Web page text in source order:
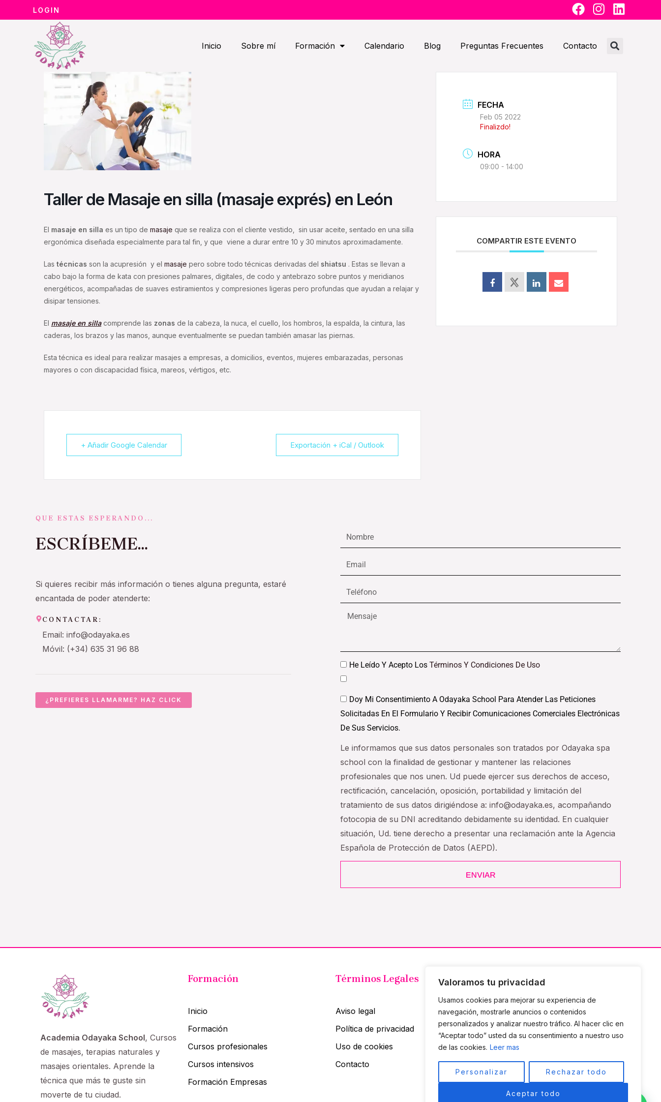
Valoramos tu privacidad
Usamos cookies para mejorar su experiencia de
navegación, mostrarle anuncios o contenidos
personalizados y analizar nuestro tráfico. Al hacer clic en
“Aceptar todo” usted da su consentimiento a nuestro uso
de las cookies. Leer mas
Personalizar Rechazar todo
Aceptar todo
al
LOGIN
F
a
e
o
I
n
g
L
i
Inicio Sobre mí Formación Calendario Blog Preguntas Frecuentes Contacto
Taller de Masaje en silla (masaje exprés) en León
El masaje en silla es un tipo de masaje que se realiza con el cliente vestido, sin usar aceite, sentado en una silla
ergonómica diseñada especialmente para tal fin, y que viene a durar entre 10 y 30 minutos aproximadamente.
Las técnicas son la acupresión y el masaje pero sobre todo técnicas derivadas del shiatsu . Estas se llevan a
cabo bajo la forma de kata con presiones palmares, digitales, de codo y antebrazo sobre puntos y meridianos
energéticos, acompañadas de suaves estiramientos y compresiones ligeras pero profundas que ayudan a relajar y
disipar tensiones.
El masaje en sillacomprende las zonas de la cabeza, la nuca, el cuello, los hombros, la espalda, la cintura, las
caderas, los brazos y las manos, aunque eventualmente se puedan también amasar las piernas.
Esta técnica es ideal para realizar masajes a empresas, a domicilios, eventos, mujeres embarazadas, personas
mayores o con discapacidad física, mareos, vértigos, etc.
+ Añadir Google Calendar Exportación + iCal / Outlook
FECHA
Feb 05 2022
Finalizdo!
HORA
09:00 - 14:00
COMPARTIR ESTE EVENTO
QUE ESTAS ESPERANDO...
ESCRÍBEME...
Si quieres recibir más información o tienes alguna pregunta, estaré
encantada de poder atenderte:
CONTACTAR:
Email: info@odayaka.es
Móvil: (+34) 635 31 96 88
¿PREFIERES LLAMARME? HAZ CLICK
Nombre
Email
Teléfono
Mensaje
Datos
He Leído Y Acepto Los Términos Y Condiciones De Uso
Datos
Doy Mi Consentimiento A Odayaka School Para Atender Las Peticiones
Solicitadas En El Formulario Y Recibir Comunicaciones Comerciales Electrónicas
De Sus Servicios.
Le informamos que sus datos personales son tratados por Odayaka spa
school con la finalidad de gestionar y mantener las relaciones
profesionales que nos unen. Ud puede ejercer sus derechos de acceso,
rectificación, cancelación, oposición, portabilidad y limitación del
tratamiento de sus datos dirigiéndose a: info@odayaka.es, acompañando
fotocopia de su DNI acreditando debidamente su identidad. En cualquier
situación, Ud. tiene derecho a presentar una reclamación ante la Agencia
Española de Protección de Datos (AEPD).
ENVIAR
Academia Odayaka School, Cursos
de masajes, terapias naturales y
masajes orientales. Aprende la
técnica que más te guste sin
moverte de tu ciudad.
Formación
Inicio
Formación
Cursos profesionales
Cursos intensivos
Formación Empresas
Términos Legales
Aviso legal
Política de privacidad
Uso de cookies
Contacto
Suscríbete a mi Newsletter
Sólo consejos útiles, nada de spam
SUSCRIBIR